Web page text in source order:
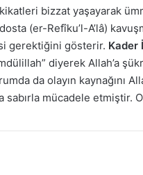
bizzat yaşayarak
(er-Refîku’l-A’lâ)
gerektiğini gösterir. Kader
diyerek Allah’a
da olayın kaynağını
mücadele etmiştir.